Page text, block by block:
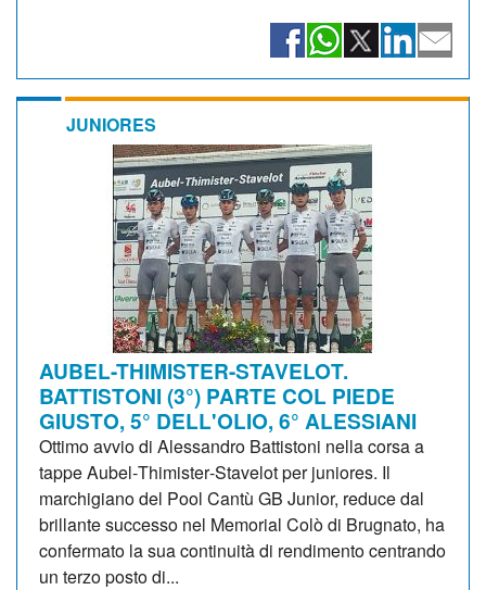
JUNIORES
AUBEL-THIMISTER-STAVELOT.
BATTISTONI (3°) PARTE COL PIEDE
GIUSTO, 5° DELL'OLIO, 6° ALESSIANI
Ottimo avvio di Alessandro Battistoni nella corsa a
tappe Aubel‑Thimister‑Stavelot per juniores. Il
marchigiano del Pool Cantù GB Junior, reduce dal
brillante successo nel Memorial Colò di Brugnato, ha
confermato la sua continuità di rendimento centrando
un terzo posto di...